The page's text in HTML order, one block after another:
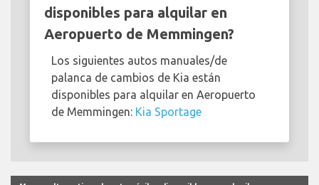
disponibles para alquilar en
Aeropuerto de Memmingen?
Los siguientes autos manuales/de
palanca de cambios de Kia están
disponibles para alquilar en Aeropuerto
de Memmingen: Kia Sportage